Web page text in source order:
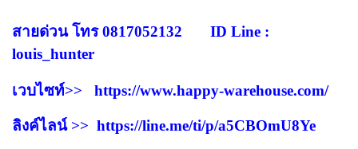
สายด่วน โทร 0817052132 ID Line :
louis_hunter
เวบไซท์>> https://www.happy-warehouse.com/
ลิงค์ไลน์ >> https://line.me/ti/p/a5CBOmU8Ye